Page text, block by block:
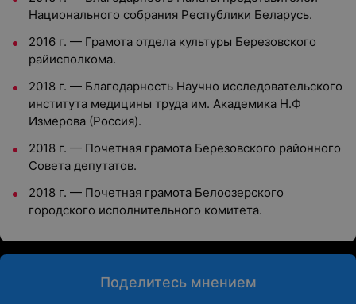
Национального собрания Республики Беларусь.
2016 г. — Грамота отдела культуры Березовского
райисполкома.
2018 г. — Благодарность Научно исследовательского
института медицины труда им. Академика Н.Ф
Измерова (Россия).
2018 г. — Почетная грамота Березовского районного
Совета депутатов.
2018 г. — Почетная грамота Белоозерского
городского исполнительного комитета.
Поделитесь мнением